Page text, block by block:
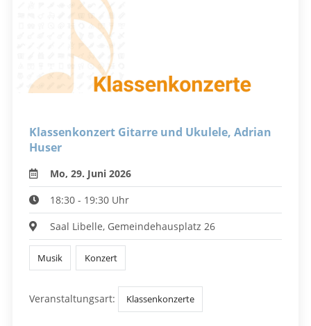
Klassenkonzert Gitarre und Ukulele, Adrian
Huser
Mo, 29. Juni 2026
18:30 - 19:30 Uhr
Saal Libelle, Gemeindehausplatz 26
Musik Konzert
Veranstaltungsart: Klassenkonzerte